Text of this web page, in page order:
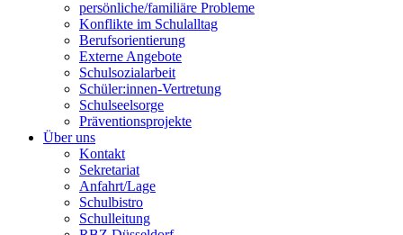
persönliche/familiäre Probleme
Konflikte im Schulalltag
Berufsorientierung
Externe Angebote
Schulsozialarbeit
Schüler:innen-Vertretung
Schulseelsorge
Präventionsprojekte
Über uns
Kontakt
Sekretariat
Anfahrt/Lage
Schulbistro
Schulleitung